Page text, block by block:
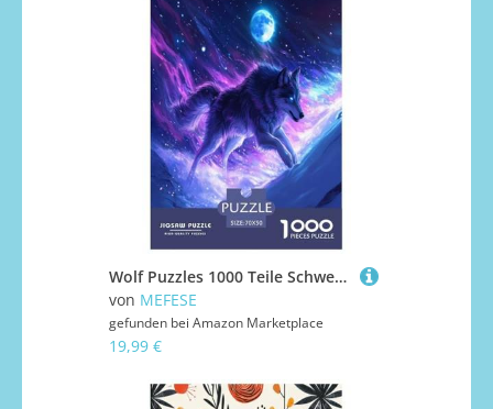
Wolf Puzzles 1000 Teile Schwer Puzzle Spielzeug Pädagogisches Spiel Impossible Herausforderung Spielzeug Für Erwachsene Und Kinder in Bewährter 70x50cm/1000pcs
von MEFESE
gefunden bei Amazon Marketplace
19,99 €